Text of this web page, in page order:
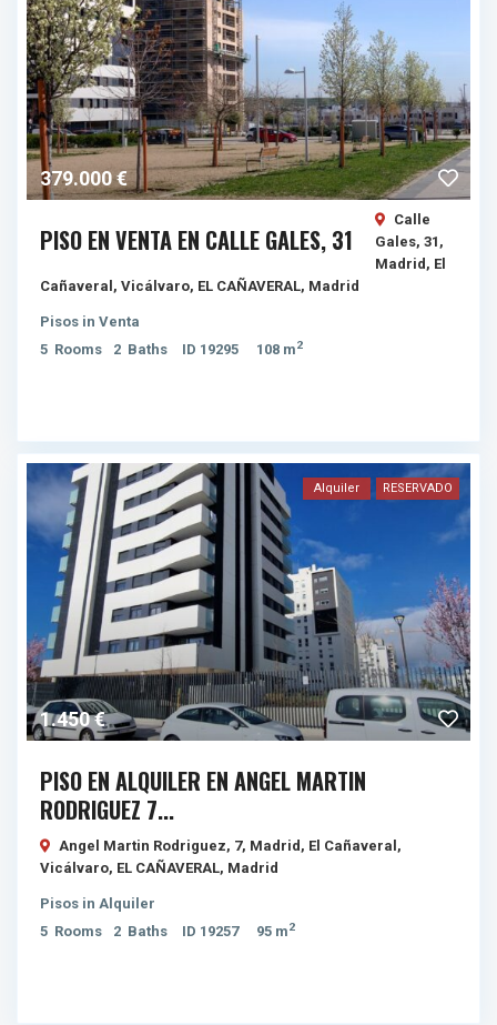
379.000 €
PISO EN VENTA EN CALLE GALES, 31
Calle
Gales, 31,
Madrid, El
Cañaveral, Vicálvaro, EL CAÑAVERAL, Madrid
Pisos inVenta
5 Rooms 2 Baths ID 19295 108 m2
1.450 €
Alquiler RESERVADO
PISO EN ALQUILER EN ANGEL MARTIN
RODRIGUEZ 7...
Angel Martin Rodriguez, 7, Madrid, El Cañaveral,
Vicálvaro, EL CAÑAVERAL, Madrid
Pisos in Alquiler
5 Rooms 2 Baths ID 19257 95 m2